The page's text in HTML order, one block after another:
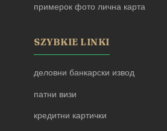
примерок фото лична карта
SZYBKIE LINKI
деловни банкарски извод
патни визи
кредитни картички